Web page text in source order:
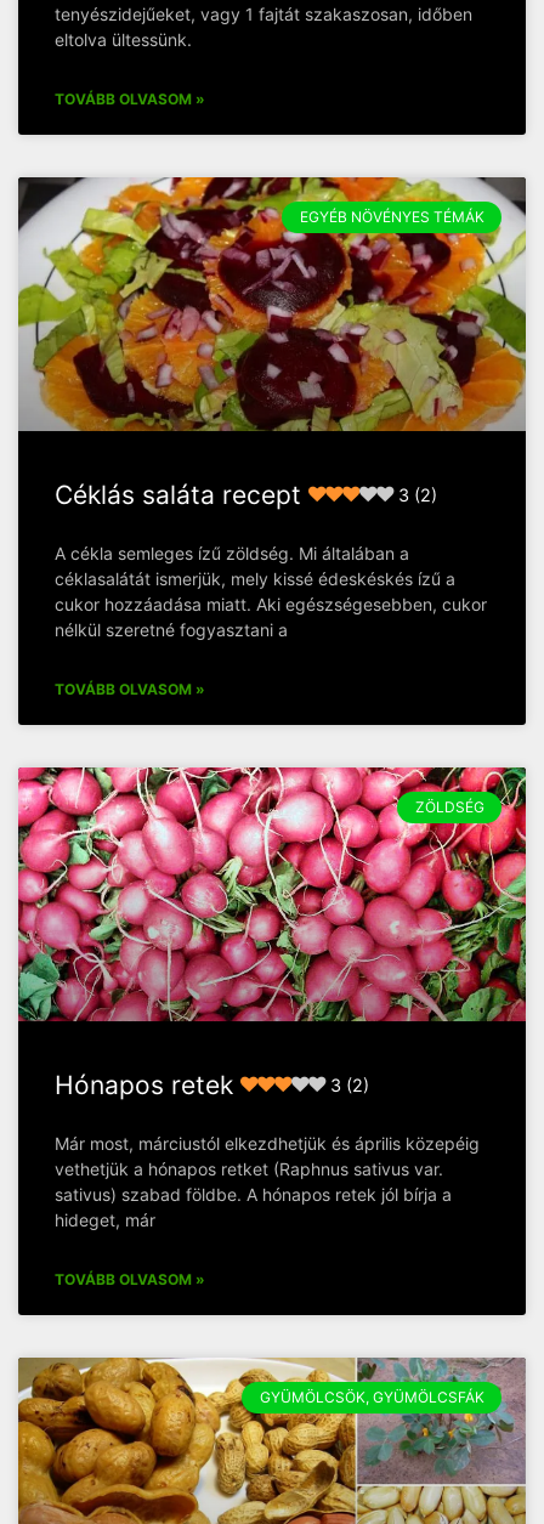
tenyészidejűeket, vagy 1 fajtát szakaszosan, időben
eltolva ültessünk.
TOVÁBB OLVASOM »
EGYÉB NÖVÉNYES TÉMÁK
Céklás saláta recept 3 (2)
A cékla semleges ízű zöldség. Mi általában a
céklasalátát ismerjük, mely kissé édeskéskés ízű a
cukor hozzáadása miatt. Aki egészségesebben, cukor
nélkül szeretné fogyasztani a
TOVÁBB OLVASOM »
ZÖLDSÉG
Hónapos retek 3 (2)
Már most, márciustól elkezdhetjük és április közepéig
vethetjük a hónapos retket (Raphnus sativus var.
sativus) szabad földbe. A hónapos retek jól bírja a
hideget, már
TOVÁBB OLVASOM »
GYÜMÖLCSÖK, GYÜMÖLCSFÁK